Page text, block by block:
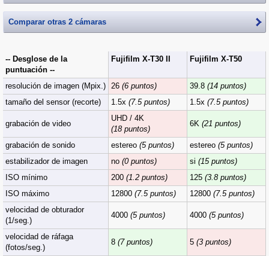
Comparar otras 2 cámaras
-- Desglose de la
puntuación --
Fujifilm X-T30 II Fujifilm X-T50
resolución de imagen (Mpix.) 26 (6 puntos) 39.8 (14 puntos)
tamaño del sensor (recorte)
1.5x (7.5 puntos) 1.5x (7.5 puntos)
grabación de video
UHD / 4K
(18 puntos)
6K (21 puntos)
grabación de sonido estereo (5 puntos) estereo (5 puntos)
estabilizador de imagen
no (0 puntos) si (15 puntos)
ISO mínimo
200 (1.2 puntos) 125 (3.8 puntos)
ISO máximo
12800 (7.5 puntos) 12800 (7.5 puntos)
velocidad de obturador
(1/seg.)
4000 (5 puntos) 4000 (5 puntos)
velocidad de ráfaga
(fotos/seg.)
8 (7 puntos) 5 (3 puntos)